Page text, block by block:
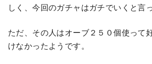
しく、今回のガチャはガチでいくと言
ただ、その人はオーブ２５０個使って
けなかったようです。